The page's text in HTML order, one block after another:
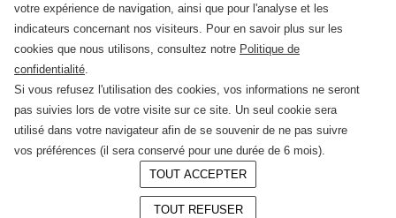
© 2026 —CRAFT Limoges
votre expérience de navigation, ainsi que pour l'analyse et les
indicateurs concernant nos visiteurs. Pour en savoir plus sur les
cookies que nous utilisons, consultez notre Politique de
confidentialité
Si vous refusez l'utilisation des cookies, vos informations ne seront
pas suivies lors de votre visite sur ce site. Un seul cookie sera
utilisé dans votre navigateur afin de se souvenir de ne pas suivre
vos préférences (il sera conservé pour une durée de 6 mois).
TOUT ACCEPTER
TOUT REFUSER